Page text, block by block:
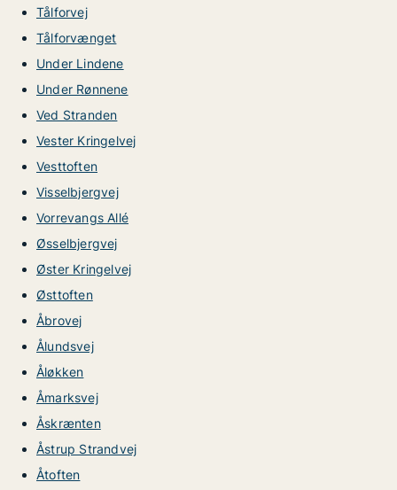
Tålforvej
Tålforvænget
Under Lindene
Under Rønnene
Ved Stranden
Vester Kringelvej
Vesttoften
Visselbjergvej
Vorrevangs Allé
Øsselbjergvej
Øster Kringelvej
Østtoften
Åbrovej
Ålundsvej
Åløkken
Åmarksvej
Åskrænten
Åstrup Strandvej
Åtoften